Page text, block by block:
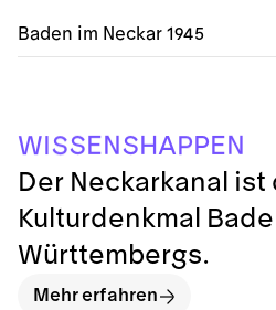
Baden im Neckar 1945
WISSENSHAPPEN
Der Neckarkanal ist
Kulturdenkmal
Württembergs.
Mehr erfahren